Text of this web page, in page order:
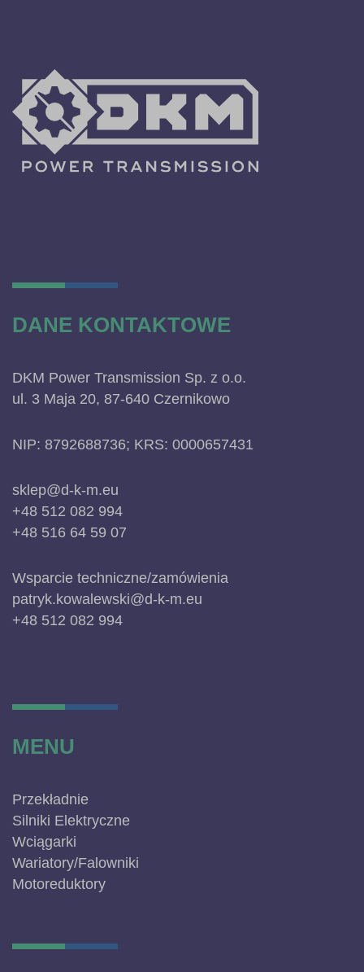
DANE KONTAKTOWE
DKM Power Transmission Sp. z o.o.
ul. 3 Maja 20, 87-640 Czernikowo
NIP: 8792688736; KRS: 0000657431
sklep@d-k-m.eu
+48 512 082 994
+48 516 64 59 07
Wsparcie techniczne/zamówienia
patryk.kowalewski@d-k-m.eu
+48 512 082 994
MENU
Przekładnie
Silniki Elektryczne
Wciągarki
Wariatory/Falowniki
Motoreduktory